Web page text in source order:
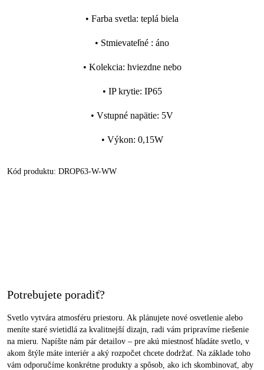
• Farba svetla: teplá biela
• Stmievateľné : áno
• Kolekcia: hviezdne nebo
• IP krytie: IP65
• Vstupné napätie: 5V
• Výkon: 0,15W
Kód produktu: DROP63-W-WW
Potrebujete poradiť?
Svetlo vytvára atmosféru priestoru. Ak plánujete nové osvetlenie alebo
meníte staré svietidlá za kvalitnejší dizajn, radi vám pripravíme riešenie
na mieru. Napíšte nám pár detailov – pre akú miestnosť hľadáte svetlo, v
akom štýle máte interiér a aký rozpočet chcete dodržať. Na základe toho
vám odporučíme konkrétne produkty a spôsob, ako ich skombinovať, aby